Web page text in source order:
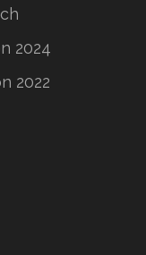
2024
2022